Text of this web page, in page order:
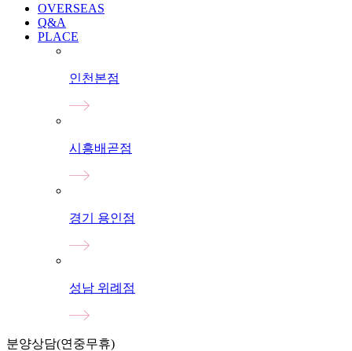
OVERSEAS
Q&A
PLACE
인천본점
시흥배곧점
경기 용인점
성남 위례점
분양상담(연중무휴)